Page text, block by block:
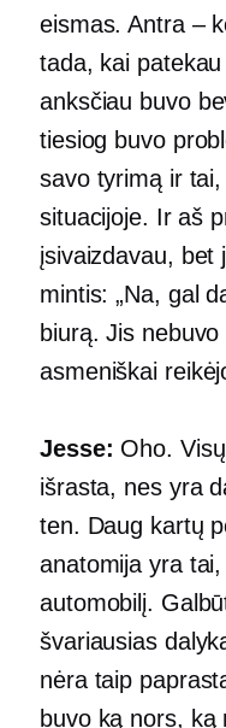
eismas. Antra –
tada, kai
anksčiau buvo
tiesiog buvo
savo tyrimą ir
situacijoje. Ir aš
įsivaizdavau, bet
mintis: „Na, gal
biurą. Jis
asmeniškai
Jesse: Oho.
išrasta, nes yra
ten. Daug kartų
anatomija yra
automobilį.
švariausias
nėra taip
buvo ką nors, ką